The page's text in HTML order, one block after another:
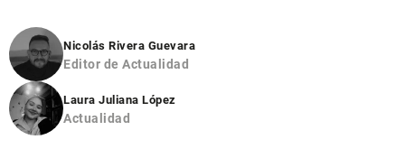
Nicolás Rivera Guevara
Editor de Actualidad
Laura Juliana López
Actualidad